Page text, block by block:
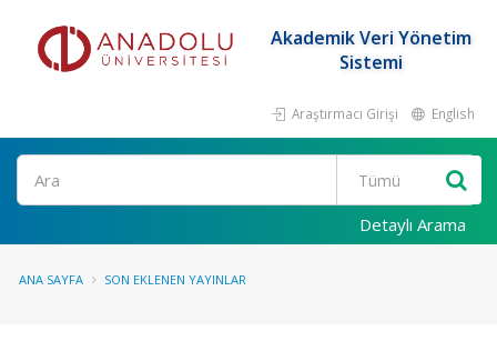
Akademik Veri Yönetim
Sistemi
Araştırmacı Girişi English
Ara
Detaylı Arama
ANA SAYFA SON EKLENEN YAYINLAR